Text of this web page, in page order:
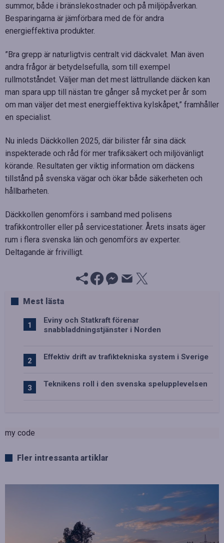
summor, både i bränslekostnader och på miljöpåverkan.
Besparingarna är jämförbara med de för andra
energieffektiva produkter.
”Bra grepp är naturligtvis centralt vid däckvalet. Man även
andra frågor är betydelsefulla, som till exempel
rullmotståndet. Väljer man det mest lättrullande däcken kan
man spara upp till nästan tre gånger så mycket per år som
om man väljer det mest energieffektiva kylskåpet,” framhåller
en specialist.
Nu inleds Däckkollen 2025, där bilister får sina däck
inspekterade och råd för mer trafiksäkert och miljövänligt
körande. Resultaten ger viktig information om däckens
tillstånd på svenska vägar och ökar både säkerheten och
hållbarheten.
Däckkollen genomförs i samband med polisens
trafikkontroller eller på servicestationer. Årets insats äger
rum i flera svenska län och genomförs av experter.
Deltagande är frivilligt.
Mest lästa
Eviny och Statkraft förenar
snabbladdningstjänster i Norden
Effektiv drift av trafiktekniska system i Sverige
Teknikens roll i den svenska spelupplevelsen
my code
Fler intressanta artiklar